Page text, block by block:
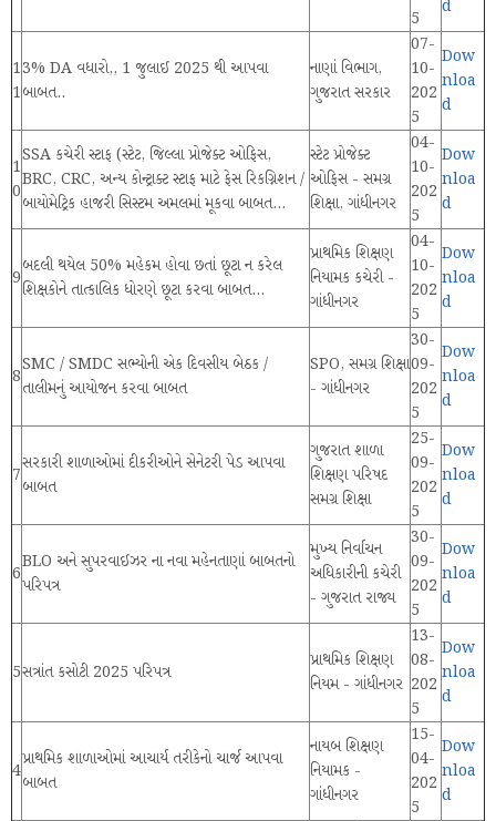
5
d
1
1
3% DA વધારો,, 1 જુલાઈ 2025 થી આપવા
બાબત..
નાણાં વિભાગ,
ગુજરાત સરકાર
07-
10-
202
5
Dow
nloa
d
1
0
SSA કચેરી સ્ટાફ (સ્ટેટ, જિલ્લા પ્રોજેક્ટ ઓફિસ,
BRC, CRC, અન્ય કોન્ટ્રાક્ટ સ્ટાફ માટે ફેસ રિકગ્નિશન /
બાયોમેટ્રિક હાજરી સિસ્ટમ અમલમાં મૂકવા બાબત...
સ્ટેટ પ્રોજેક્ટ
ઓફિસ - સમગ્ર
શિક્ષા, ગાંધીનગર
04-
10-
202
5
Dow
nloa
d
9
બદલી થયેલ 50% મહેકમ હોવા છતાં છૂટા ન કરેલ
શિક્ષકોને તાત્કાલિક ધોરણે છૂટા કરવા બાબત...
પ્રાથમિક શિક્ષણ
નિયામક કચેરી -
ગાંધીનગર
04-
10-
202
5
Dow
nloa
d
8
SMC / SMDC સભ્યોની એક દિવસીય બેઠક /
તાલીમનું આયોજન કરવા બાબત
SPO, સમગ્ર શિક્ષા
- ગાંધીનગર
30-
09-
202
5
Dow
nloa
d
7
સરકારી શાળાઓમાં દીકરીઓને સેનેટરી પેડ આપવા
બાબત
ગુજરાત શાળા
શિક્ષણ પરિષદ
સમગ્ર શિક્ષા
25-
09-
202
5
Dow
nloa
d
6
BLO અને સુપરવાઈઝર ના નવા મહેનતાણાં બાબતનો
પરિપત્ર
મુખ્ય નિર્વાચન
અધિકારીની કચેરી
- ગુજરાત રાજ્ય
30-
09-
202
5
Dow
nloa
d
5સત્રાંત કસોટી 2025 પરિપત્ર
પ્રાથમિક શિક્ષણ
નિયમ - ગાંધીનગર
13-
08-
202
5
Dow
nloa
d
4
પ્રાથમિક શાળાઓમાં આચાર્ય તરીકેનો ચાર્જ આપવા
બાબત
નાયબ શિક્ષણ
નિયામક -
ગાંધીનગર
15-
04-
202
5
Dow
nloa
d